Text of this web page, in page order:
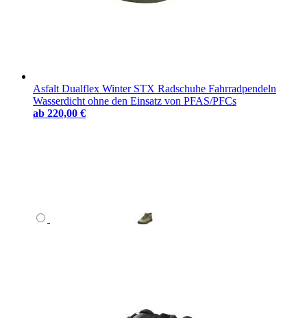
Asfalt Dualflex Winter STX Radschuhe Fahrradpendeln
Wasserdicht ohne den Einsatz von PFAS/PFCs
ab 220,00 €